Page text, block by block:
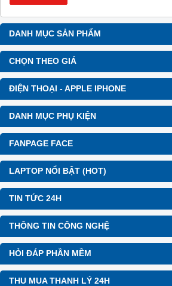
DANH MỤC SẢN PHẨM
CHỌN THEO GIÁ
ĐIỆN THOẠI - APPLE IPHONE
DANH MỤC PHỤ KIỆN
FANPAGE FACE
LAPTOP NỔI BẬT (HOT)
TIN TỨC 24H
THÔNG TIN CÔNG NGHỆ
HỎI ĐÁP PHẦN MỀM
THU MUA THANH LÝ 24H